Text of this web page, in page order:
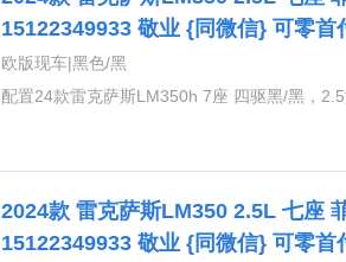
15122349933 敬业 {同微信} 可零首
藏消费
欧版现车|黑色/黑
配置24款雷克萨斯LM350h 7座 四驱黑/黑，
2024款 雷克萨斯LM350 2.5L 七座
15122349933 敬业 {同微信} 可零首